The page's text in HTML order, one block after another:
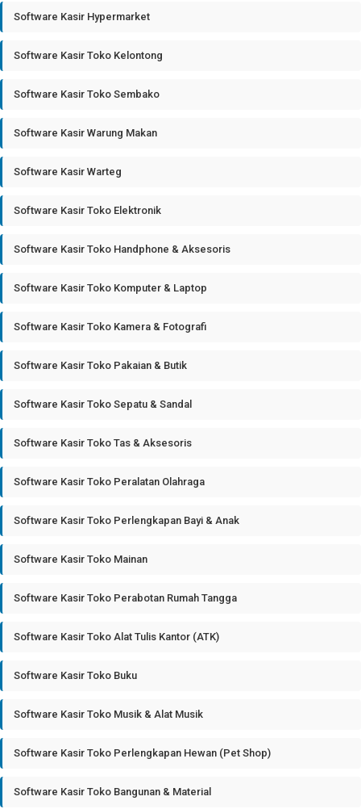
Software Kasir Hypermarket
Software Kasir Toko Kelontong
Software Kasir Toko Sembako
Software Kasir Warung Makan
Software Kasir Warteg
Software Kasir Toko Elektronik
Software Kasir Toko Handphone & Aksesoris
Software Kasir Toko Komputer & Laptop
Software Kasir Toko Kamera & Fotografi
Software Kasir Toko Pakaian & Butik
Software Kasir Toko Sepatu & Sandal
Software Kasir Toko Tas & Aksesoris
Software Kasir Toko Peralatan Olahraga
Software Kasir Toko Perlengkapan Bayi & Anak
Software Kasir Toko Mainan
Software Kasir Toko Perabotan Rumah Tangga
Software Kasir Toko Alat Tulis Kantor (ATK)
Software Kasir Toko Buku
Software Kasir Toko Musik & Alat Musik
Software Kasir Toko Perlengkapan Hewan (Pet Shop)
Software Kasir Toko Bangunan & Material